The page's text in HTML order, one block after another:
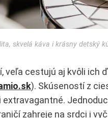
skvelá káva i krásny detský
veľa cestujú aj kvôli
). Skúseností z
extravagantné.
zahreje na srdci i